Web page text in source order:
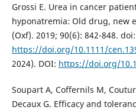
Grossi E. Urea in cancer
hyponatremia: Old drug, new
(Oxf). 2019; 90(6): 842-848. doi:
https://doi.org/10.1111/
2024). DOI: https://doi.org/
Soupart A, Coffernils M,
Decaux G. Efficacy and